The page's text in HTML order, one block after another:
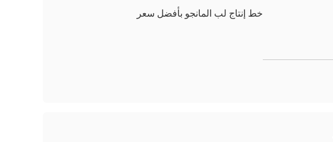
خط إنتاج لب المانجو بأفضل سعر